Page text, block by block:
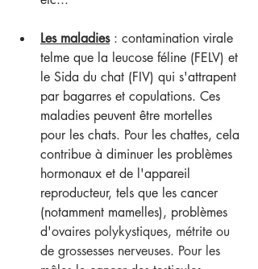
Les maladies : contamination virale
telme que la leucose féline (FELV) et
le Sida du chat (FIV) qui s'attrapent
par bagarres et copulations. Ces
maladies peuvent être mortelles
pour les chats. Pour les chattes, cela
contribue à diminuer les problèmes
hormonaux et de l'appareil
reproducteur, tels que les cancer
(notamment mamelles), problèmes
d'ovaires polykystiques, métrite ou
de grossesses nerveuses. Pour les